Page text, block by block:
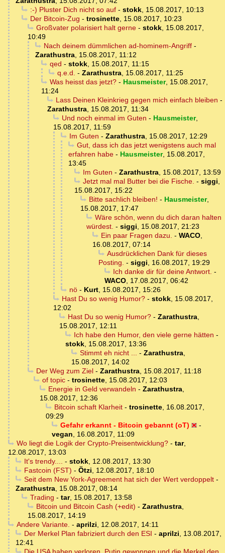
:-) Pluster Dich nicht so auf- stokk, 15.08.2017, 10:13
Der Bitcoin-Zug - trosinette, 15.08.2017, 10:23
Großvater polarisiert halt gerne- stokk, 15.08.2017,
10:49
Nach deinem dümmlichen ad-hominem-Angriff-
Zarathustra, 15.08.2017, 11:12
qed - stokk, 15.08.2017, 11:15
q.e.d. - Zarathustra, 15.08.2017, 11:25
Was heisst das jetzt?- Hausmeister, 15.08.2017,
11:24
Lass Deinen Kleinkrieg gegen mich einfach bleiben -
Zarathustra, 15.08.2017, 11:34
Und noch einmal im Guten - Hausmeister,
15.08.2017, 11:59
Im Guten - Zarathustra, 15.08.2017, 12:29
Gut, dass ich das jetzt wenigstens auch mal
erfahren habe - Hausmeister, 15.08.2017,
13:45
Im Guten - Zarathustra, 15.08.2017, 13:59
Jetzt mal mal Butter bei die Fische. - siggi,
15.08.2017, 15:22
Bitte sachlich bleiben! - Hausmeister,
15.08.2017, 17:47
Wäre schön, wenn du dich daran halten
würdest. - siggi, 15.08.2017, 21:23
Ein paar Fragen dazu. - WACO,
16.08.2017, 07:14
Ausdrücklichen Dank für dieses
Posting. - siggi, 16.08.2017, 19:29
Ich danke dir für deine Antwort. -
WACO, 17.08.2017, 06:42
nö- Kurt, 15.08.2017, 15:26
Hast Du so wenig Humor?- stokk, 15.08.2017,
12:02
Hast Du so wenig Humor?- Zarathustra,
15.08.2017, 12:11
Ich habe den Humor, den viele gerne hätten -
stokk, 15.08.2017, 13:36
Stimmt eh nicht ... - Zarathustra,
15.08.2017, 14:02
Der Weg zum Ziel- Zarathustra, 15.08.2017, 11:18
of topic- trosinette, 15.08.2017, 12:03
Energie in Geld verwandeln - Zarathustra,
15.08.2017, 12:36
Bitcoin schaft Klarheit- trosinette, 16.08.2017,
09:29
Gefahr erkannt - Bitcoin gebannt (oT)
-
vegan, 16.08.2017, 11:09
Wo liegt die Logik der Crypto-Preisentwicklung?- tar,
12.08.2017, 13:03
It's trendy.... - stokk, 12.08.2017, 13:30
Fastcoin (FST) - Ötzi, 12.08.2017, 18:10
Seit dem New York-Agreement hat sich der Wert verdoppelt-
Zarathustra, 15.08.2017, 08:14
Trading - tar, 15.08.2017, 13:58
Bitcoin und Bitcoin Cash (+edit) - Zarathustra,
15.08.2017, 14:19
Andere Variante. - aprilzi, 12.08.2017, 14:11
Der Merkel Plan fabriziert durch den ESI - aprilzi, 13.08.2017,
12:41